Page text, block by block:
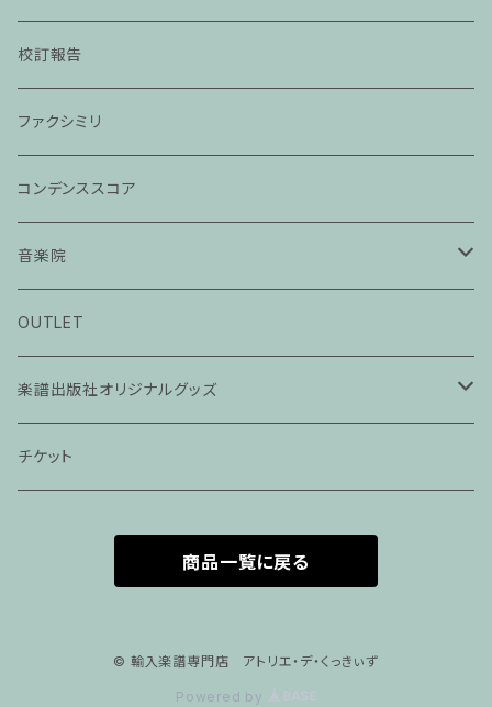
校訂報告
ファクシミリ
コンデンススコア
音楽院
ピアノ科３０分レッスン
ピアノ科４５分レッスン
家族割プラン
家族割適用プラン2
声楽ピアノ４５分レッスン
ヴァイオリンピアノ６０分レッスン
OUTLET
楽譜出版社オリジナルグッズ
アパレル
チケット
商品一覧に戻る
© 輸入楽譜専門店 アトリエ・デ・くっきぃず
Powered by